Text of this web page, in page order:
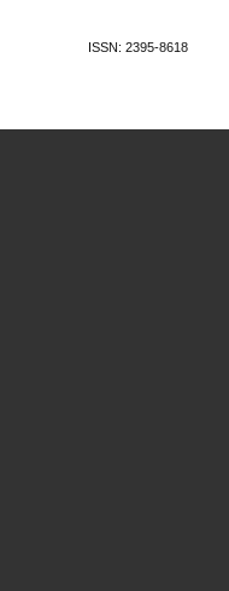
ISSN: 2395-8618